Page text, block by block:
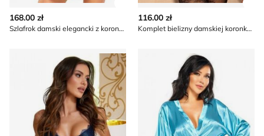
168.00 zł
Szlafrok damski elegancki z koronką Beauty Night
116.00 zł
Komplet bielizny damskiej koronkowy Beauty Night
Beauty Night - Komplet bielizny damskiej koronkowy
Szlafrok damski Beauty